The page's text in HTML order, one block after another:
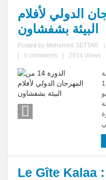
الدولي لأفلام
البيئة بشفشاون
Posted by Mohamed SETTAR
0 comments 2814 Views
من 10 إلى 13
Le Gîte Kalaa